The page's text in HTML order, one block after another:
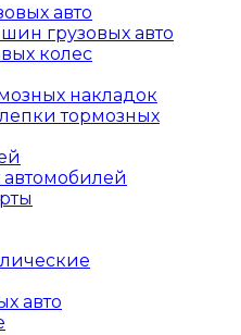
авто
грузовых авто
колес
накладок
тормозных
автомобилей
авто